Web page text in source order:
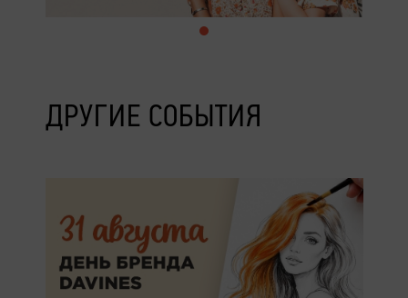
ДРУГИЕ СОБЫТИЯ